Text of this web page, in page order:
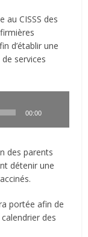
au CISSS des
d’établir une
services
00:00
des parents
détenir une
portée afin de
des